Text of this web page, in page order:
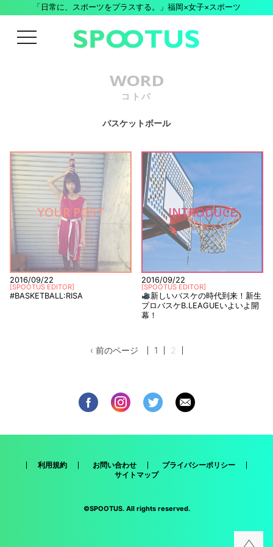
「日常に、スポーツをプラスする。」福岡×女子×スポーツ
menu
WORD
コトバ
バスケットボール
YOUR POST
2016/09/22
[SPOOTUS EDITOR]
#BASKETBALL:RISA
INTRODUCE
2016/09/22
[SPOOTUS EDITOR]
新しいバスケの時代到来！新生
プロバスケB.LEAGUEいよいよ開
幕！
‹ 前のページ 1 2
利用規約 お問い合わせ
プライバシーポリシー
サイトマップ
©SPOOTUS. All rights reserved.